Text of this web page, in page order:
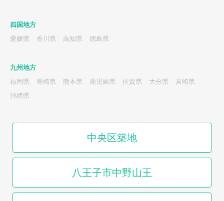
四国地方
愛媛県
香川県 高知県 徳島県
九州地方
福岡県
長崎県 熊本県 鹿児島県 佐賀県 大分県
宮崎県
沖縄県
中央区築地
八王子市中野山王